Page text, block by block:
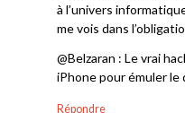
à l’univers
me vois dans
@Belzaran : Le vrai
iPhone pour émuler le
Répondre